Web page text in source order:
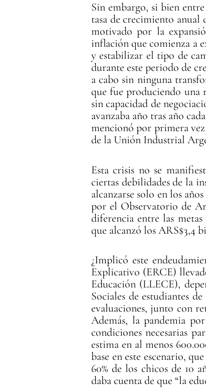
Sin embargo, si bien
tasa de crecimiento
motivado por la
inflación que comienza a
y estabilizar el tipo de
durante este periodo de
a cabo sin ninguna
que fue produciendo una
sin capacidad de
avanzaba año tras año
mencionó por primera
de la Unión Industrial
Esta crisis no se
ciertas debilidades de la
alcanzarse solo en los
por el Observatorio de
diferencia entre las
que alcanzó los ARS$3,4
¿Implicó este
Explicativo (ERCE)
Educación (LLECE),
Sociales de estudiantes
evaluaciones, junto con
Además, la pandemia
condiciones necesarias
estima en al menos
base en este escenario,
60% de los chicos de 10
daba cuenta de que “la